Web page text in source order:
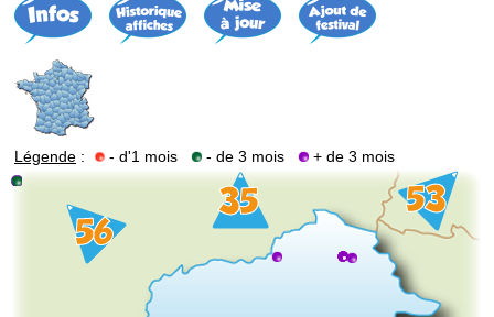
Légende : - d'1 mois - de 3 mois + de 3 mois